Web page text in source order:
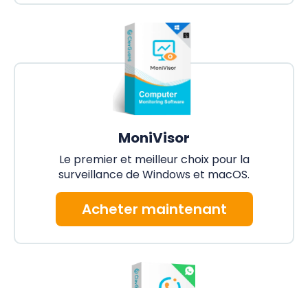
MoniVisor
Le premier et meilleur choix pour la
surveillance de Windows et macOS.
Acheter maintenant